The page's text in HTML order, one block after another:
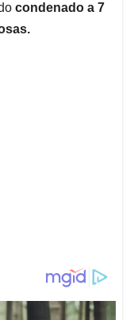
condenado a 7